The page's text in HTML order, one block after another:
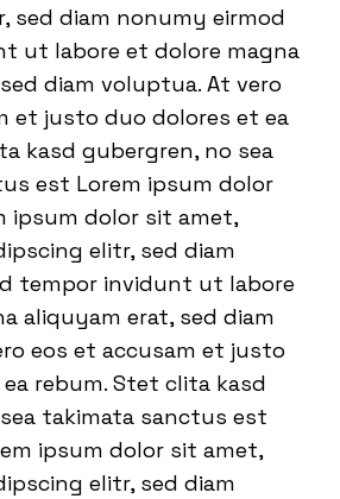
sed diam nonumy eirmod
ut labore et dolore magna
diam voluptua. At vero
et justo duo dolores et ea
kasd gubergren, no sea
est Lorem ipsum dolor
ipsum dolor sit amet,
elitr, sed diam
tempor invidunt ut labore
aliquyam erat, sed diam
eos et accusam et justo
rebum. Stet clita kasd
takimata sanctus est
ipsum dolor sit amet,
elitr, sed diam